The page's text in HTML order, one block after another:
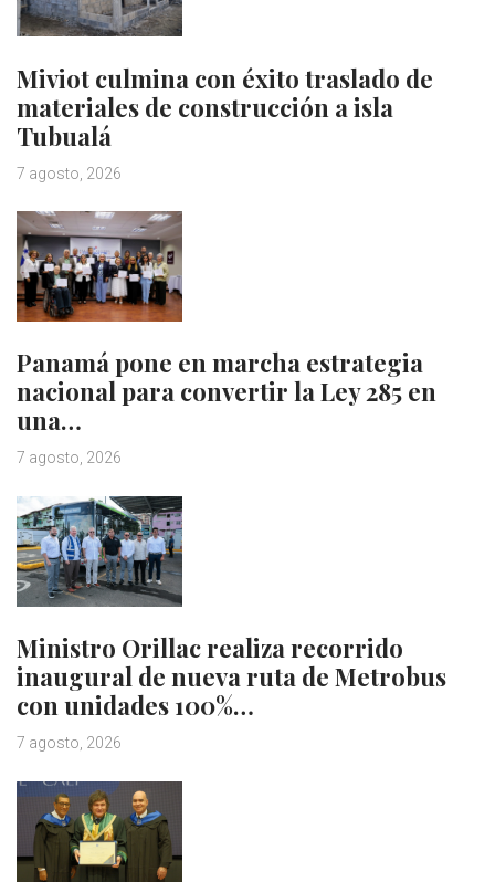
Miviot culmina con éxito traslado de
materiales de construcción a isla
Tubualá
7 agosto, 2026
Panamá pone en marcha estrategia
nacional para convertir la Ley 285 en
una…
7 agosto, 2026
Ministro Orillac realiza recorrido
inaugural de nueva ruta de Metrobus
con unidades 100%…
7 agosto, 2026